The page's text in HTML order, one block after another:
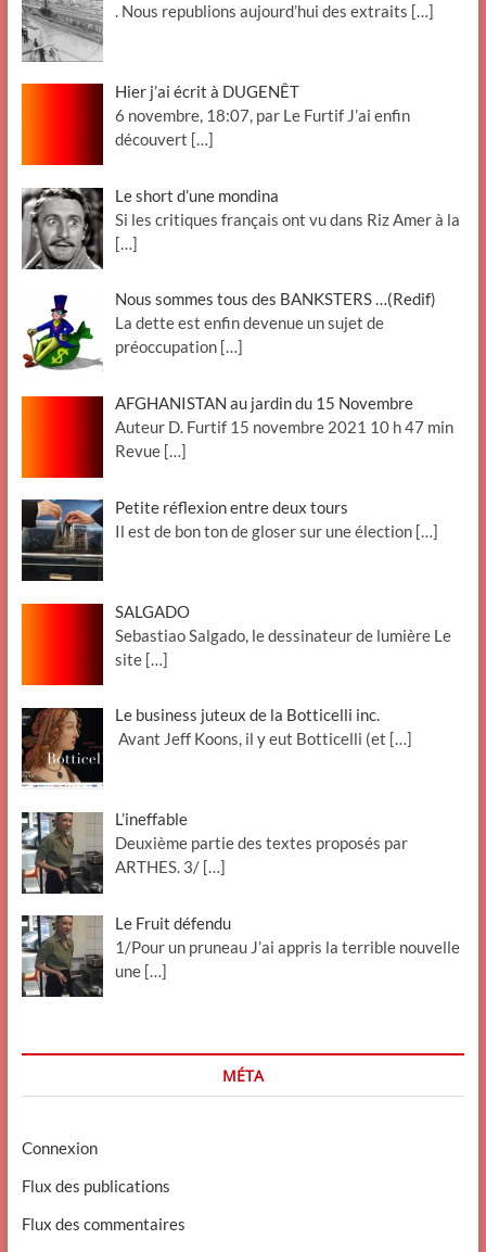
. Nous republions aujourd’hui des extraits […]
Hier j’ai écrit à DUGENÊT
6 novembre, 18:07, par Le Furtif J’ai enfin
découvert […]
Le short d’une mondina
Si les critiques français ont vu dans Riz Amer à la
[…]
Nous sommes tous des BANKSTERS …(Redif)
La dette est enfin devenue un sujet de
préoccupation […]
AFGHANISTAN au jardin du 15 Novembre
Auteur D. Furtif 15 novembre 2021 10 h 47 min
Revue […]
Petite réflexion entre deux tours
Il est de bon ton de gloser sur une élection […]
SALGADO
Sebastiao Salgado, le dessinateur de lumière Le
site […]
Le business juteux de la Botticelli inc.
Avant Jeff Koons, il y eut Botticelli (et […]
L’ineffable
Deuxième partie des textes proposés par
ARTHES. 3/ […]
Le Fruit défendu
1/Pour un pruneau J’ai appris la terrible nouvelle
une […]
MÉTA
Connexion
Flux des publications
Flux des commentaires